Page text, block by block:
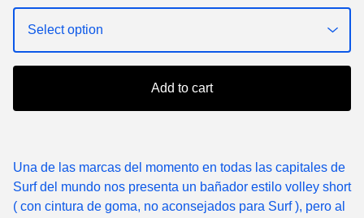
Add to cart
Una de las marcas del momento en todas las capitales de
Surf del mundo nos presenta un bañador estilo volley short
( con cintura de goma, no aconsejados para Surf ), pero al